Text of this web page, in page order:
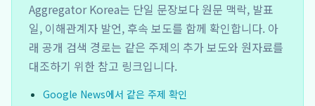
Aggregator Korea는 단일 문장보다 원문 맥락, 발표
일, 이해관계자 발언, 후속 보도를 함께 확인합니다. 아
래 공개 검색 경로는 같은 주제의 추가 보도와 원자료를
대조하기 위한 참고 링크입니다.
Google News에서 같은 주제 확인